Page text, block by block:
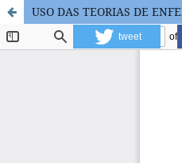
USO DAS TEORIAS DE
tweet